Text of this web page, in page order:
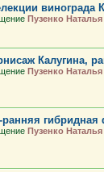
винограда
Пузенко Наталья
Калугина,
Пузенко Наталья
Пузенко Наталья